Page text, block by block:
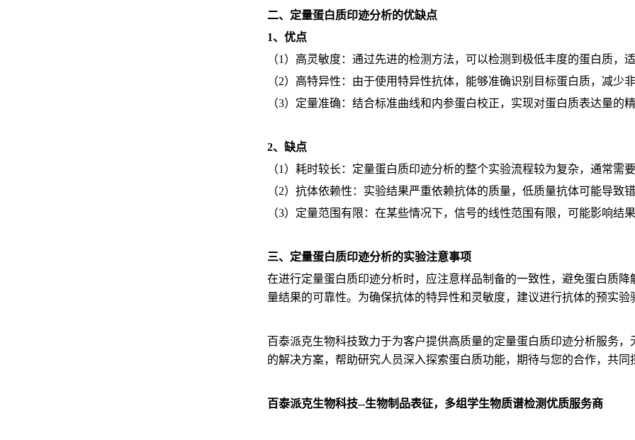
二、定量蛋白质印迹分析的优缺点
1、优点
（1）高灵敏度：通过先进的检测方法，可以检测到极低丰度的蛋白质，
（2）高特异性：由于使用特异性抗体，能够准确识别目标蛋白质，减少
（3）定量准确：结合标准曲线和内参蛋白校正，实现对蛋白质表达量的
2、缺点
（1）耗时较长：定量蛋白质印迹分析的整个实验流程较为复杂，通常需
（2）抗体依赖性：实验结果严重依赖抗体的质量，低质量抗体可能导致
（3）定量范围有限：在某些情况下，信号的线性范围有限，可能影响结
三、定量蛋白质印迹分析的实验注意事项
在进行定量蛋白质印迹分析时，应注意样品制备的一致性，避免蛋白质
量结果的可靠性。为确保抗体的特异性和灵敏度，建议进行抗体的预实验
百泰派克生物科技致力于为客户提供高质量的定量蛋白质印迹分析服务
的解决方案，帮助研究人员深入探索蛋白质功能，期待与您的合作，共
百泰派克生物科技--生物制品表征，多组学生物质谱检测优质服务商